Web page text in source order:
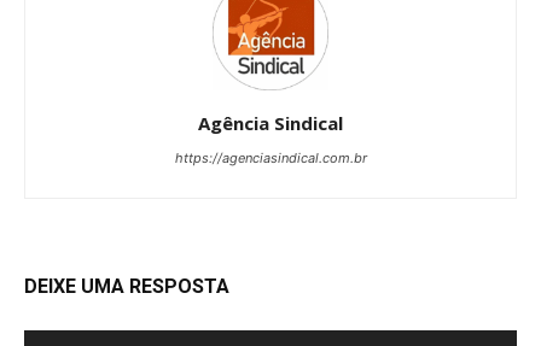
Agência Sindical
https://agenciasindical.com.br
DEIXE UMA RESPOSTA